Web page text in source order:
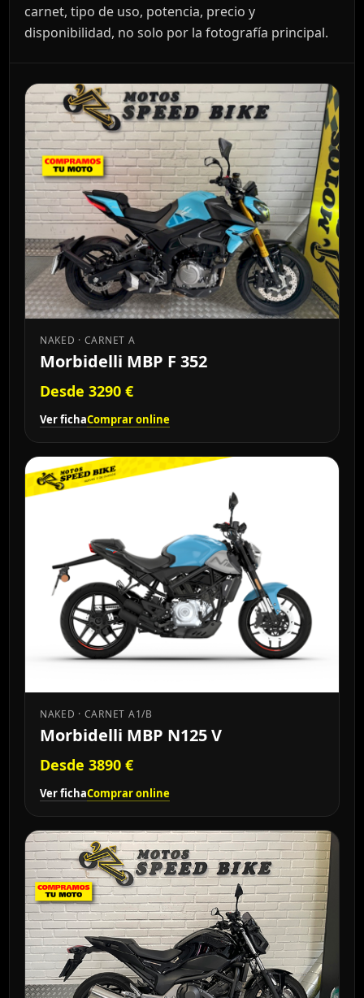
carnet, tipo de uso, potencia, precio y
disponibilidad, no solo por la fotografía principal.
NAKED · CARNET A
Morbidelli MBP F 352
Desde 3290 €
Ver fichaComprar online
NAKED · CARNET A1/B
Morbidelli MBP N125 V
Desde 3890 €
Ver fichaComprar online